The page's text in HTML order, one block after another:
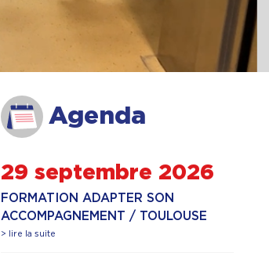
Agenda
29 septembre 2026
FORMATION ADAPTER SON
ACCOMPAGNEMENT / TOULOUSE
> lire la suite